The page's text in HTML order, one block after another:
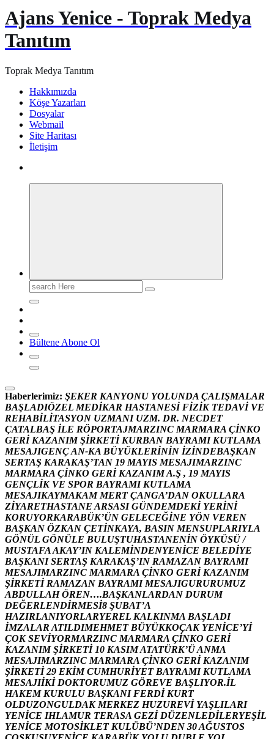
Ajans Yenice - Toprak Medya
Tanıtım
Toprak Medya Tanıtım
Hakkımızda
Köşe Yazarları
Dosyalar
Webmail
Site Haritası
İletişim
Search
for:
Bültene Abone Ol
Haberlerimiz: ŞEKER KANYONU YOLUNDA ÇALIŞMALAR
BAŞLADIÖZEL MEDİKAR HASTANESİ FİZİK TEDAVİ VE
REHABİLİTASYON UZMANI UZM. DR. NECDET
ÇATALBAŞ İLE RÖPORTAJMARZINC MARMARA ÇİNKO
GERİ KAZANIM ŞİRKETİ KURBAN BAYRAMI KUTLAMA
MESAJIGENÇAN-KA BÜYÜKLERİNİN İZİNDEBAŞKAN
SERTAŞ KARAKAŞ’TAN 19 MAYIS MESAJIMARZINC
MARMARA ÇİNKO GERİ KAZANIMA.Ş , 19 MAYIS
GENÇLİK VE SPOR BAYRAMI KUTLAMA
MESAJIKAYMAKAM MERT ÇANGA’DAN OKULLARA
ZİYARETHASTANE ARSASI GÜNDEMDEKİ YERİNİ
KORUYORKARABÜK’ÜN GELECEĞİNE YÖN VEREN
BAŞKAN ÖZKAN ÇETİNKAYA, BASIN MENSUPLARIYLA
GÖNÜL GÖNÜLE BULUŞTUHASTANENİN ÖYKÜSÜ /
MUSTAFA AKAY’IN KALEMİNDENYENİCE BELEDİYE
BAŞKANI SERTAŞ KARAKAŞ’IN RAMAZAN BAYRAMI
MESAJIMARZINC MARMARA ÇİNKO GERİ KAZANIM
ŞİRKETİ RAMAZAN BAYRAMI MESAJIGURURUMUZ
ABDULLAH ÖREN….BAŞKANLARDAN DURUM
DEĞERLENDİRMESİ8 ŞUBAT’A
HAZIRLANIYORLARYEREL KALKINMA BAŞLADI
İMZALAR ATILDIMEHMET BÜYÜKKOÇAK YENİCE’Yİ
ÇOK SEVİYORMARZINC MARMARA ÇİNKO GERİ
KAZANIM ŞİRKETİ 10 KASIMATATÜRK’ÜANMA
MESAJIMARZINC MARMARA ÇİNKO GERİ KAZANIM
ŞİRKETİ 29 EKİM CUMHURİYET BAYRAMI KUTLAMA
MESAJIİKİ DOKTORUMUZ GÖREVE BAŞLIYOR.İL
HAKEM KURULU BAŞKANI FERDİ KURT
OLDUZONGULDAK MERKEZ HUZUREVİ YAŞLILARI
YENİCE IHLAMUR TERASA GEZİ DÜZENLEDİLERYEŞİL
YENİCE MOTOSİKLET KULÜBÜ’NDEN 30AĞUSTOS